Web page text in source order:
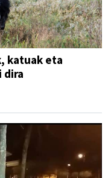
katuak eta
dira